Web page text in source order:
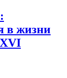
в жизни